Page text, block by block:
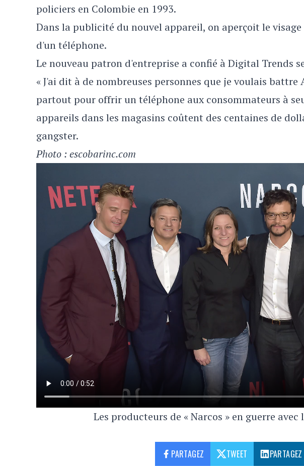
policiers en Colombie en 1993.
Dans la publicité du nouvel appareil, on aperçoit le
d'un téléphone.
Le nouveau patron d'entreprise a confié à Digital Trends
« J'ai dit à de nombreuses personnes que je voulais battre
partout pour offrir un téléphone aux consommateurs à
appareils dans les magasins coûtent des centaines de
gangster.
Photo : escobarinc.com
Les producteurs de « Narcos » en guerre avec
PARTAGEZ TWEET PARTAGEZ